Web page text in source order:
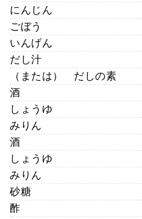
にんじん
ごぼう
いんげん
だし汁
（または） だしの素
酒
しょうゆ
みりん
酒
しょうゆ
みりん
砂糖
酢